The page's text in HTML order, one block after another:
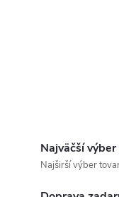
Najväčší
Najširší výber